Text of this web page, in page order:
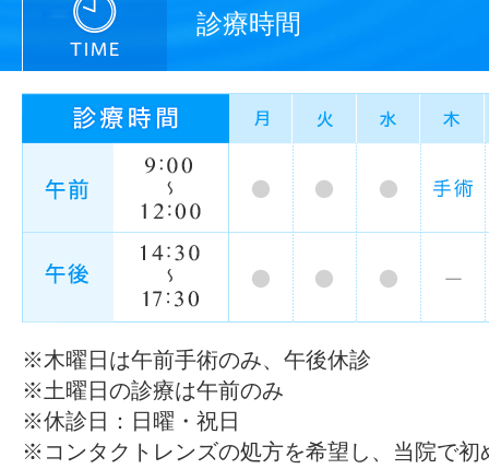
診療時間
※木曜日は午前手術のみ、午後休診
※土曜日の診療は午前のみ
※休診日：日曜・祝日
※コンタクトレンズの処方を希望し、当院で初